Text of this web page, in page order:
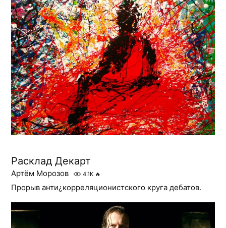
Расклад Декарт
Артём Морозов 4.1K 🔥
Прорыв анти¿корреляционистского круга дебатов.